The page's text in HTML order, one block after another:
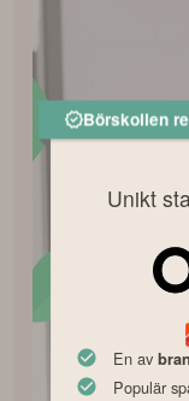
Börskollen
Unikt
En av
Populär